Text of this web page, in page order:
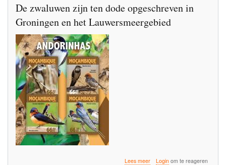
De zwaluwen zijn ten dode opgeschreven in
Groningen en het Lauwersmeergebied
Lees meeroverLoginom te reageren